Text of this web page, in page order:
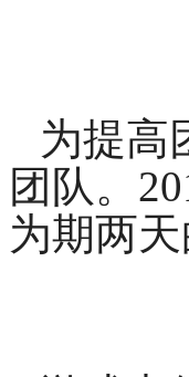
为提高
团队。
为期两